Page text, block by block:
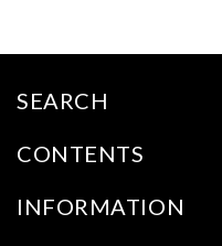
SEARCH
CONTENTS
INFORMATION